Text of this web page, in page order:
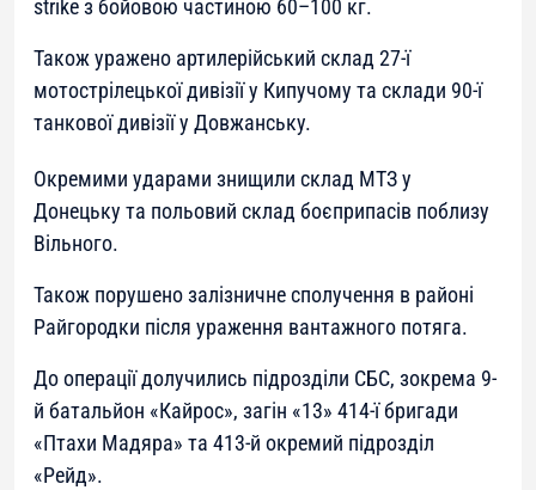
strike з бойовою частиною 60–100 кг.
Також уражено артилерійський склад 27-ї
мотострілецької дивізії у Кипучому та склади 90-ї
танкової дивізії у Довжанську.
Окремими ударами знищили склад МТЗ у
Донецьку та польовий склад боєприпасів поблизу
Вільного.
Також порушено залізничне сполучення в районі
Райгородки після ураження вантажного потяга.
До операції долучились підрозділи СБС, зокрема 9-
й батальйон «Кайрос», загін «13» 414-ї бригади
«Птахи Мадяра» та 413-й окремий підрозділ
«Рейд».